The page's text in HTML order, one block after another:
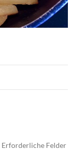
Erforderliche Felder